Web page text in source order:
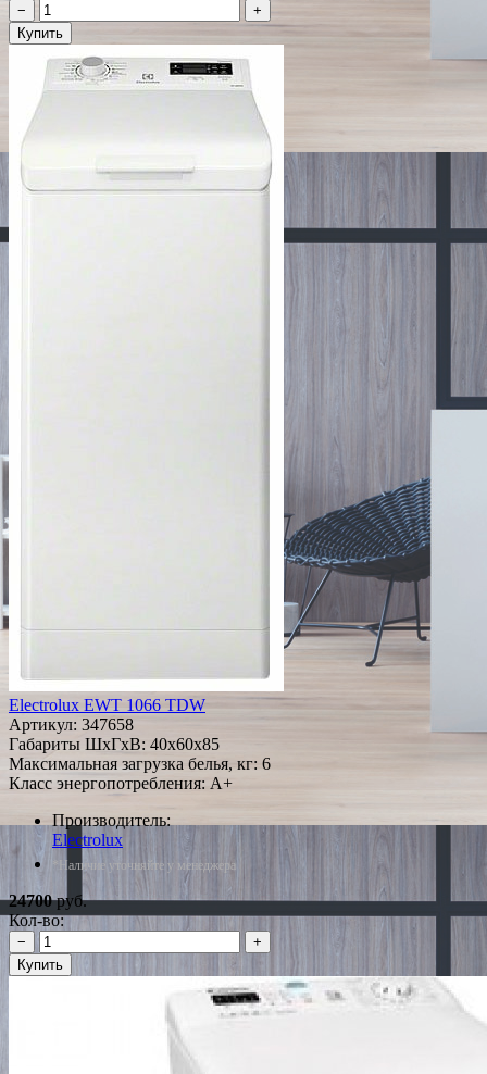
−
+
Купить
Electrolux EWT 1066 TDW
Артикул: 347658
Габариты ШxГxВ: 40x60x85
Максимальная загрузка белья, кг: 6
Класс энергопотребления: A+
Производитель:
Electrolux
*Наличие уточняйте у менеджера
24700руб.
Кол-во:
−
+
Купить